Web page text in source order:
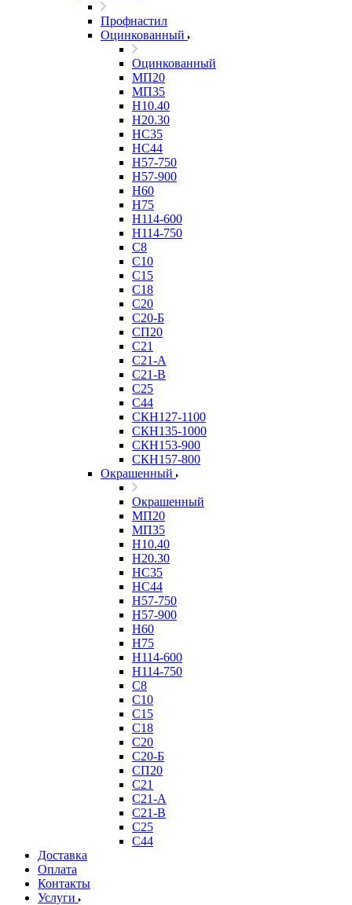
Профнастил
Оцинкованный
Оцинкованный
МП20
МП35
Н10.40
Н20.30
НС35
НС44
Н57-750
Н57-900
Н60
Н75
Н114-600
Н114-750
С8
С10
С15
С18
С20
С20-Б
СП20
С21
С21-А
С21-В
С25
С44
СКН127-1100
СКН135-1000
СКН153-900
СКН157-800
Окрашенный
Окрашенный
МП20
МП35
Н10.40
Н20.30
НС35
НС44
Н57-750
Н57-900
Н60
Н75
Н114-600
Н114-750
С8
С10
С15
С18
С20
С20-Б
СП20
С21
С21-А
С21-В
С25
С44
Доставка
Оплата
Контакты
Услуги